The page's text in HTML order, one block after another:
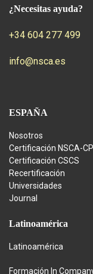
¿Necesitas ayuda?
+34 604 277 499
info@nsca.es
ESPAÑA
Nosotros
Certificación NSCA-
Certificación CSCS
Recertificación
Universidades
Journal
Latinoamérica
Latinoamérica
Formación In